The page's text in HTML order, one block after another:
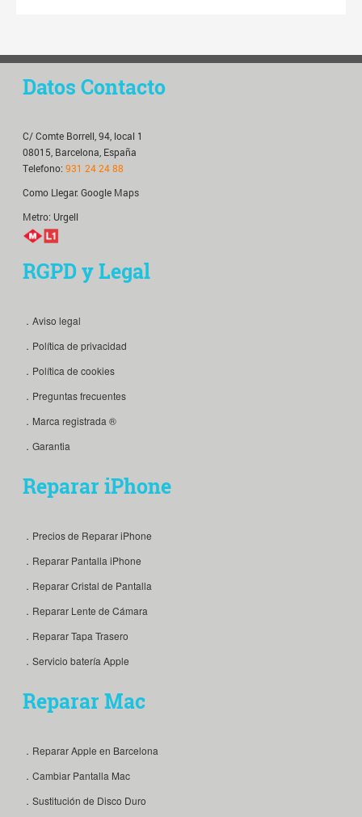
Datos Contacto
C/ Comte Borrell, 94, local 1
08015, Barcelona, España
Telefono:931 24 24 88
Como Llegar:Google Maps
Metro: Urgell
RGPD y Legal
．Aviso legal
．Política de privacidad
．Política de cookies
．Preguntas frecuentes
．Marca registrada ®
．Garantia
Reparar iPhone
．Precios de Reparar iPhone
．Reparar Pantalla iPhone
．Reparar Cristal de Pantalla
．Reparar Lente de Cámara
．Reparar Tapa Trasero
．Servicio batería Apple
Reparar Mac
．Reparar Apple en Barcelona
．Cambiar Pantalla Mac
．Sustitución de Disco Duro